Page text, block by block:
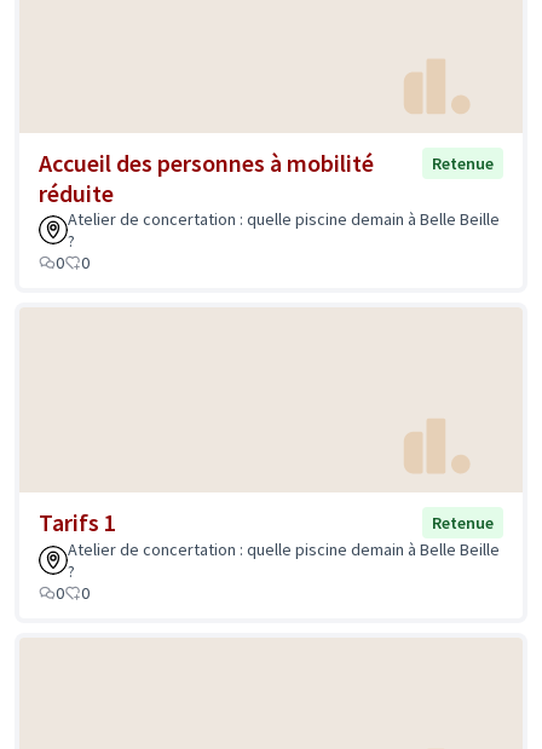
Accueil des personnes à mobilité
réduite
Retenue
Atelier de concertation : quelle piscine demain à Belle Beille
?
0
0
Tarifs 1
Retenue
Atelier de concertation : quelle piscine demain à Belle Beille
?
0
0